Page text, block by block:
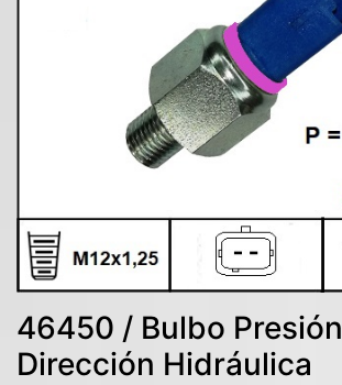
46450 / Bulbo Presión
Dirección Hidráulica